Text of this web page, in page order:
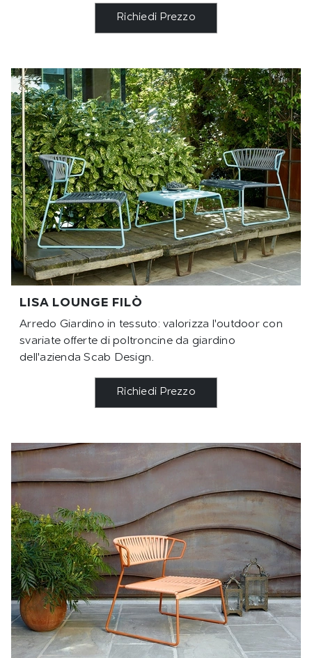
Richiedi Prezzo
LISA LOUNGE FILÒ
Arredo Giardino in tessuto: valorizza l'outdoor con
svariate offerte di poltroncine da giardino
dell'azienda Scab Design.
Richiedi Prezzo